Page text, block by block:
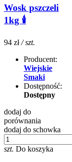
Wosk pszczeli
1kg 🕯️
94 zł / szt.
Producent:
Wiejskie
Smaki
Dostępność:
Dostępny
dodaj do
porównania
dodaj do schowka
szt. Do koszyka